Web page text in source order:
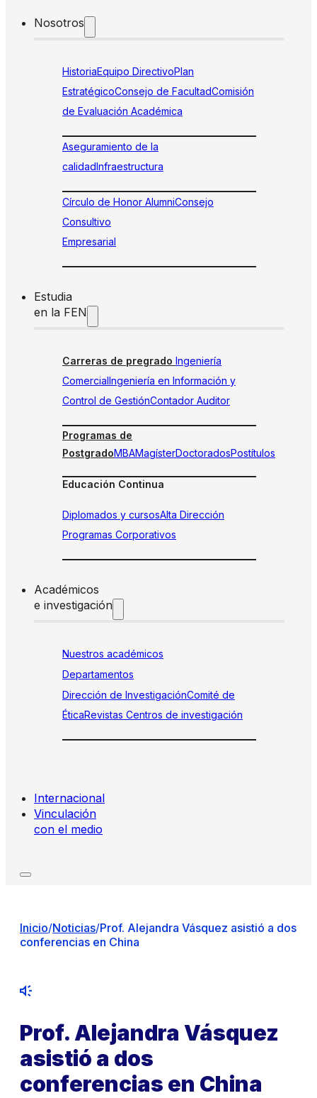
Nosotros
HistoriaEquipo DirectivoPlan
EstratégicoConsejo de FacultadComisión
de Evaluación Académica
Aseguramiento de la
calidadInfraestructura
Círculo de Honor AlumniConsejo
Consultivo
Empresarial
Estudia
en la FEN
Carreras de pregrado Ingeniería
ComercialIngeniería en Información y
Control de GestiónContador Auditor
Programas de
PostgradoMBAMagísterDoctoradosPostítulos
Educación Continua
Diplomados y cursosAlta Dirección
Programas Corporativos
Académicos
e investigación
Nuestros académicos
Departamentos
Dirección de InvestigaciónComité de
ÉticaRevistas Centros de investigación
Internacional
Vinculación
con el medio
Inicio/Noticias/Prof. Alejandra Vásquez asistió a dos
conferencias en China
Prof. Alejandra Vásquez
asistió a dos
conferencias en China